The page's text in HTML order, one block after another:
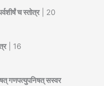
च स्तोत्र| 20
| 16
गणपत्युपनिषत् सस्वर